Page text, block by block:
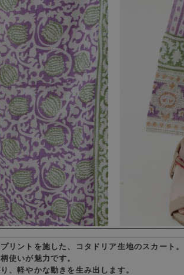
リントを施した、コタドリア生地のスカート。
使いが魅力です。
、軽やかな動きを生み出します。